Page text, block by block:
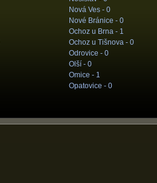
Nová Ves - 0
Nové Bránice - 0
Ochoz u Brna - 1
Ochoz u Tišnova - 0
Odrovice - 0
Olší - 0
Omice - 1
Opatovice - 0